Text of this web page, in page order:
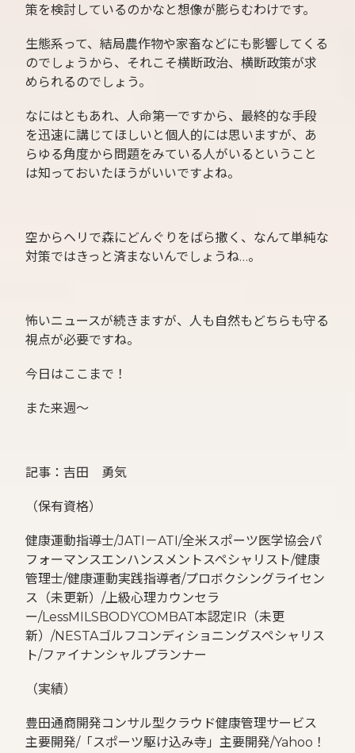
策を検討しているのかなと想像が膨らむわけです。
生態系って、結局農作物や家畜などにも影響してくる
のでしょうから、それこそ横断政治、横断政策が求
められるのでしょう。
なにはともあれ、人命第一ですから、最終的な手段
を迅速に講じてほしいと個人的には思いますが、あ
らゆる角度から問題をみている人がいるということ
は知っておいたほうがいいですよね。
空からヘリで森にどんぐりをばら撒く、なんて単純な
対策ではきっと済まないんでしょうね…。
怖いニュースが続きますが、人も自然もどちらも守る
視点が必要ですね。
今日はここまで！
また来週〜
記事：吉田 勇気
（保有資格）
健康運動指導士/JATI－ATI/全米スポーツ医学協会パ
フォーマンスエンハンスメントスペシャリスト/健康
管理士/健康運動実践指導者/プロボクシングライセン
ス（未更新）/上級心理カウンセラ
ー/LessMILSBODYCOMBAT本認定IR（未更
新）/NESTAゴルフコンディショニングスペシャリス
ト/ファイナンシャルプランナー
（実績）
豊田通商開発コンサル型クラウド健康管理サービス
主要開発/「スポーツ駆け込み寺」主要開発/Yahoo！